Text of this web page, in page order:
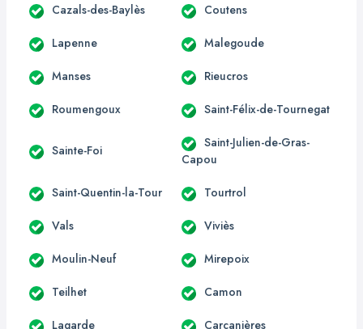
Cazals-des-Baylès Coutens
Lapenne Malegoude
Manses Rieucros
Roumengoux Saint-Félix-de-Tournegat
Sainte-Foi
Saint-Julien-de-Gras-
Capou
Saint-Quentin-la-Tour Tourtrol
Vals Viviès
Moulin-Neuf Mirepoix
Teilhet Camon
Lagarde Carcanières